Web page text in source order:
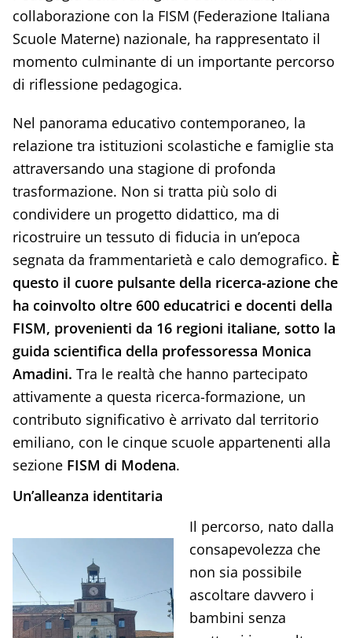
collaborazione con la FISM (Federazione Italiana
Scuole Materne) nazionale, ha rappresentato il
momento culminante di un importante percorso
di riflessione pedagogica.
Nel panorama educativo contemporaneo, la
relazione tra istituzioni scolastiche e famiglie sta
attraversando una stagione di profonda
trasformazione. Non si tratta più solo di
condividere un progetto didattico, ma di
ricostruire un tessuto di fiducia in un’epoca
segnata da frammentarietà e calo demografico. È
questo il cuore pulsante della ricerca-azione che
ha coinvolto oltre 600 educatrici e docenti della
FISM, provenienti da 16 regioni italiane, sotto la
guida scientifica della professoressa Monica
Amadini. Tra le realtà che hanno partecipato
attivamente a questa ricerca-formazione, un
contributo significativo è arrivato dal territorio
emiliano, con le cinque scuole appartenenti alla
sezione FISM di Modena.
Un’alleanza identitaria
Il percorso, nato dalla
consapevolezza che
non sia possibile
ascoltare davvero i
bambini senza